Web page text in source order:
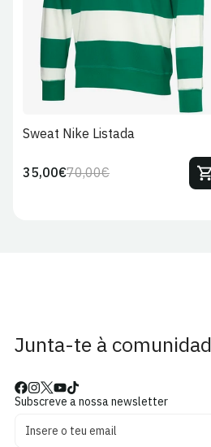
Sweat Nike Listada
Preço
70,00€Preço
35,00€
Junta-te à
Subscreve a nossa newsletter